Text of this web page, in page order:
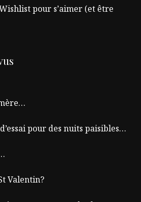
pour s’aimer (et être
pour des nuits paisibles…
Valentin?